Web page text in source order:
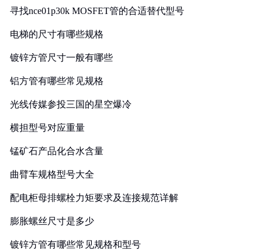
寻找nce01p30k MOSFET管的合适替代型号
电梯的尺寸有哪些规格
镀锌方管尺寸一般有哪些
铝方管有哪些常见规格
光线传媒参投三国的星空爆冷
横担型号对应重量
锰矿石产品化合水含量
曲臂车规格型号大全
配电柜母排螺栓力矩要求及连接规范详解
膨胀螺丝尺寸是多少
镀锌方管有哪些常见规格和型号